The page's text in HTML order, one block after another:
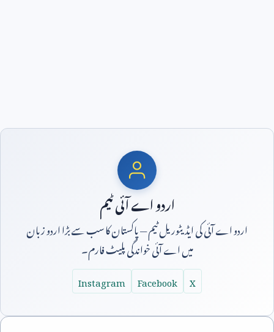
اردو اے آئی ٹیم
اردو اے آئی کی ایڈیٹوریل ٹیم — پاکستان کا سب سے بڑا اردو زبان
میں اے آئی خواندگی پلیٹ فارم۔
X
Facebook
Instagram